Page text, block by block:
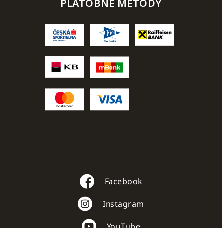
PLATOBNÉ METÓDY
Facebook
Instagram